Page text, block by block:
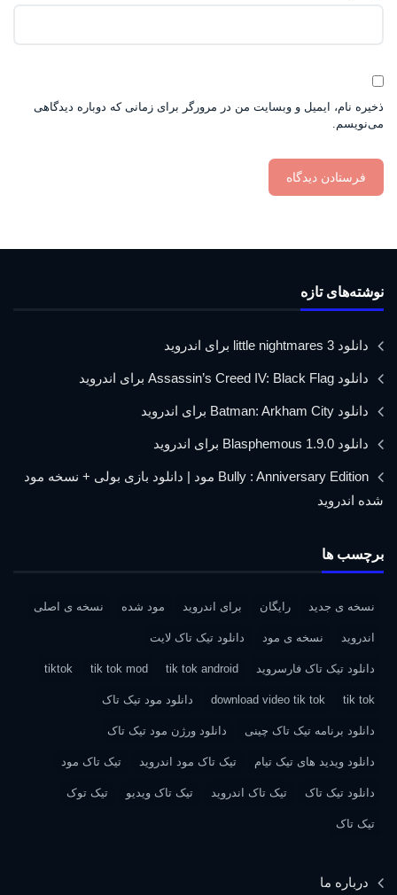
ذخیره نام، ایمیل و وبسایت من در مرورگر برای زمانی که دوباره دیدگاهی
می‌نویسم.
نوشته‌های تازه
دانلود little nightmares 3 برای اندروید
دانلود Assassin’s Creed IV: Black Flag برای اندروید
دانلود Batman: Arkham City برای اندروید
دانلود Blasphemous 1.9.0 برای اندروید
Bully : Anniversary Edition مود | دانلود بازی بولی + نسخه مود
شده اندروید
برچسب ها
نسخه ی جدید رایگان برای اندروید مود شده نسخه ی اصلی
اندروید نسخه ی مود دانلود تیک تاک لایت
دانلود تیک تاک فارسروید tik tok android
tik tok mod
tiktok
tik tok
download video tik tok دانلود مود تیک تاک
دانلود برنامه تیک تاک چینی دانلود ورژن مود تیک تاک
دانلود ویدید های تیک تیام تیک تاک مود اندروید تیک تاک مود
دانلود تیک تاک تیک تاک اندروید تیک تاک ویدیو تیک توک
تیک تاک
درباره ما